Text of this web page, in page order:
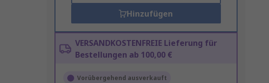
Hinzufügen
VERSANDKOSTENFREIE Lieferung für
Bestellungen ab 100,00 €
Vorübergehend ausverkauft